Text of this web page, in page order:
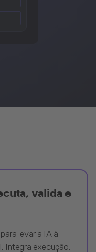
valida e
levar a IA à
Integra execução,